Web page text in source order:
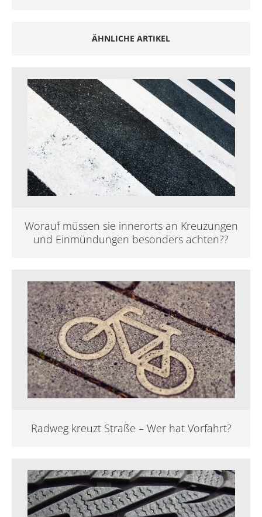
ÄHNLICHE ARTIKEL
Worauf müssen sie innerorts an Kreuzungen
und Einmündungen besonders achten??
Radweg kreuzt Straße – Wer hat Vorfahrt?